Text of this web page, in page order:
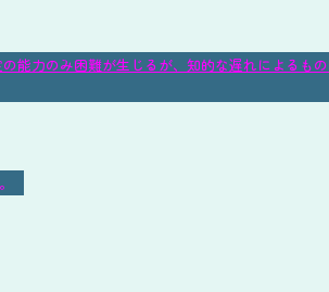
能力のみ困難が生じるが、知的な遅れによるも